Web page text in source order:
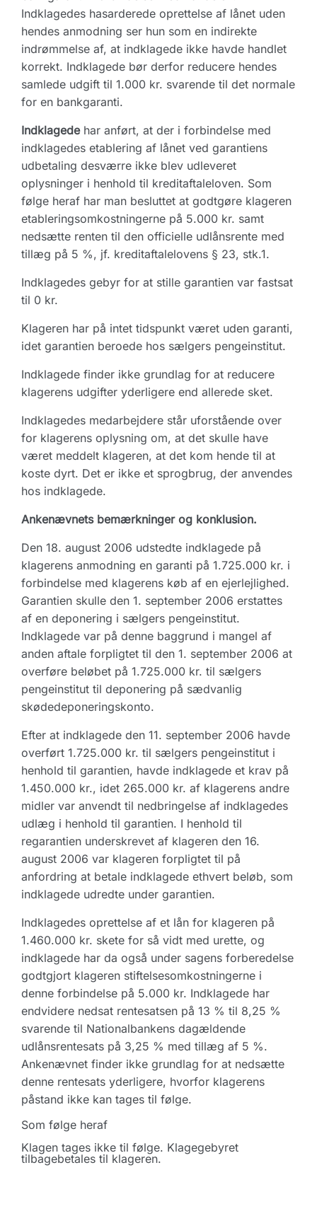
Indklagedes hasarderede oprettelse af lånet uden
hendes anmodning ser hun som en indirekte
indrømmelse af, at indklagede ikke havde handlet
korrekt. Indklagede bør derfor reducere hendes
samlede udgift til 1.000 kr. svarende til det normale
for en bankgaranti.
Indklagedehar anført, at der i forbindelse med
indklagedes etablering af lånet ved garantiens
udbetaling desværre ikke blev udleveret
oplysninger i henhold til kreditaftaleloven. Som
følge heraf har man besluttet at godtgøre klageren
etableringsomkostningerne på 5.000 kr. samt
nedsætte renten til den officielle udlånsrente med
tillæg på 5 %, jf. kreditaftalelovens § 23, stk.1.
Indklagedes gebyr for at stille garantien var fastsat
til 0 kr.
Klageren har på intet tidspunkt været uden garanti,
idet garantien beroede hos sælgers pengeinstitut.
Indklagede finder ikke grundlag for at reducere
klagerens udgifter yderligere end allerede sket.
Indklagedes medarbejdere står uforstående over
for klagerens oplysning om, at det skulle have
været meddelt klageren, at det kom hende til at
koste dyrt. Det er ikke et sprogbrug, der anvendes
hos indklagede.
Ankenævnets bemærkninger og konklusion.
Den 18. august 2006 udstedte indklagede på
klagerens anmodning en garanti på 1.725.000 kr. i
forbindelse med klagerens køb af en ejerlejlighed.
Garantien skulle den 1. september 2006 erstattes
af en deponering i sælgers pengeinstitut.
Indklagede var på denne baggrund i mangel af
anden aftale forpligtet til den 1. september 2006 at
overføre beløbet på 1.725.000 kr. til sælgers
pengeinstitut til deponering på sædvanlig
skødedeponeringskonto.
Efter at indklagede den 11. september 2006 havde
overført 1.725.000 kr. til sælgers pengeinstitut i
henhold til garantien, havde indklagede et krav på
1.450.000 kr., idet 265.000 kr. af klagerens andre
midler var anvendt til nedbringelse af indklagedes
udlæg i henhold til garantien. I henhold til
regarantien underskrevet af klageren den 16.
august 2006 var klageren forpligtet til på
anfordring at betale indklagede ethvert beløb, som
indklagede udredte under garantien.
Indklagedes oprettelse af et lån for klageren på
1.460.000 kr. skete for så vidt med urette, og
indklagede har da også under sagens forberedelse
godtgjort klageren stiftelsesomkostningerne i
denne forbindelse på 5.000 kr. Indklagede har
endvidere nedsat rentesatsen på 13 % til 8,25 %
svarende til Nationalbankens dagældende
udlånsrentesats på 3,25 % med tillæg af 5 %.
Ankenævnet finder ikke grundlag for at nedsætte
denne rentesats yderligere, hvorfor klagerens
påstand ikke kan tages til følge.
Som følge heraf
Klagen tages ikke til følge. Klagegebyret
tilbagebetales til klageren.